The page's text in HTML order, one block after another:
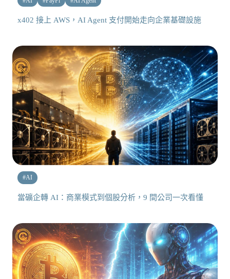
x402 接上 AWS，AI Agent 支付開始走向企業基礎設施
#AI
當礦企轉 AI：商業模式到個股分析，9 間公司一次看懂